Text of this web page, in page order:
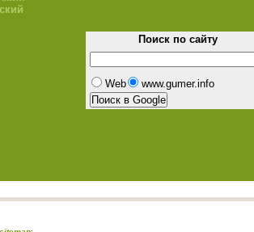
Поиск по сайту
Web www.gumer.info